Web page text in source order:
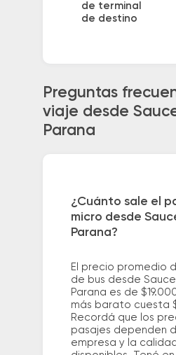
de terminal
de destino
Preguntas
viaje desde
Parana
¿Cuánto sale el
micro desde
Parana?
El precio promedio
de bus desde
Parana es de
más barato cuesta
Recordá que los
pasajes dependen
empresa y la